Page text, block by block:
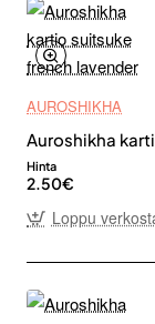
AUROSHIKHA
Auroshikha
Hinta
2.50€
Loppu